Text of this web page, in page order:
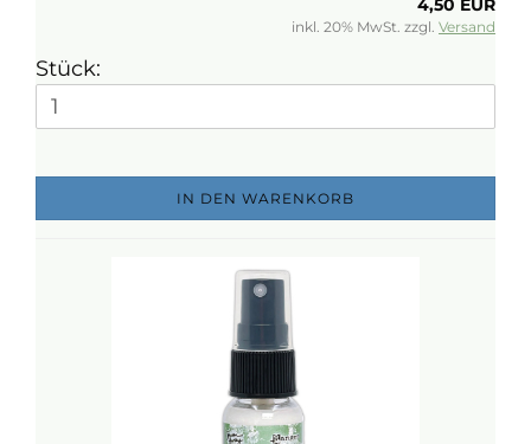
4,50 EUR
inkl. 20% MwSt. zzgl. Versand
Stück:
IN DEN WARENKORB